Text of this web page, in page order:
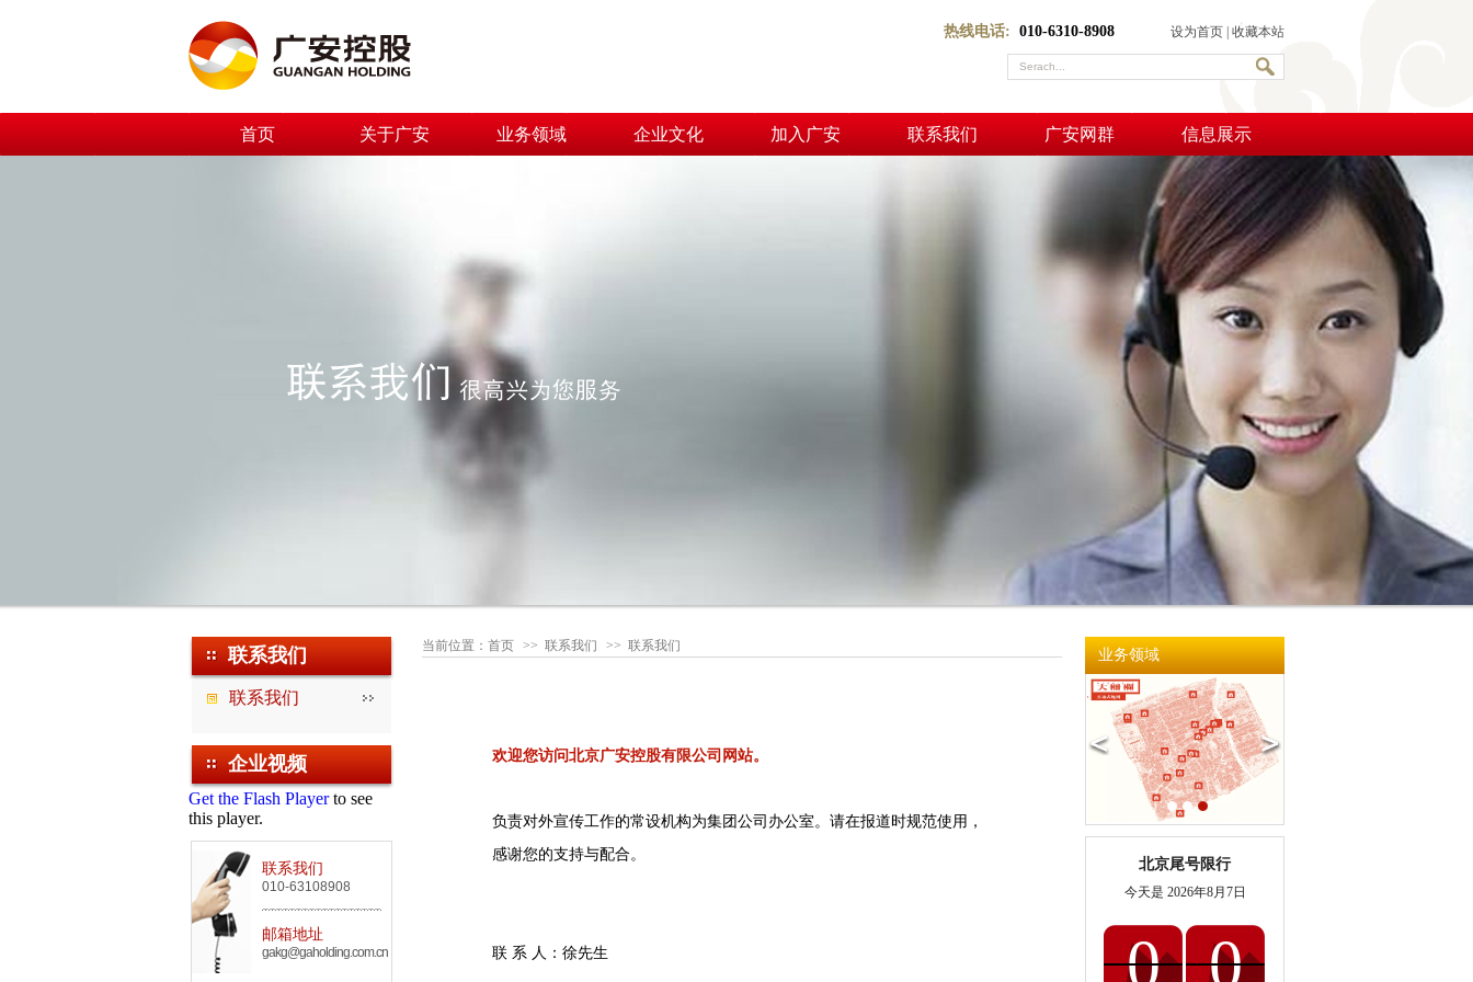
设为首页 收藏本站
热线电话: 010-6310-8908
首页 关于广安 业务领域 企业文化 加入广安 联系我们 广安网群 信息展示
联系我们
联系我们
企业视频
Get the Flash Playerto see
this player.
联系我们
010-63108908
邮箱地址
gakg@gaholding.com.cn
当前位置： 首页 >> 联系我们 >> 联系我们
欢迎您访问北京广安控股有限公司网站。
负责对外宣传工作的常设机构为集团公司办公室。请在报道时规范使用，
感谢您的支持与配合。
联 系 人：徐先生
业务领域
北京尾号限行
今天是 2026年8月7日
0 0